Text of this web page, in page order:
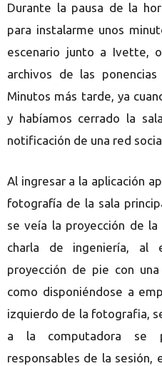
Durante la pausa de la
para instalarme unos
escenario junto a Ivette,
archivos de las
Minutos más tarde, ya
y habíamos cerrado la
notificación de una red
Al ingresar a la aplicación
fotografía de la sala
se veía la proyección de
charla de ingeniería, al
proyección de pie con
como disponiéndose a
izquierdo de la fotografia,
a la computadora se
responsables de la sesión,